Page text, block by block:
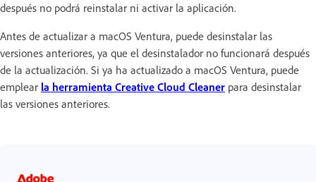
después no podrá reinstalar ni activar la aplicación.
Antes de actualizar a macOS Ventura, puede desinstalar las
versiones anteriores, ya que el desinstalador no funcionará después
de la actualización. Si ya ha actualizado a macOS Ventura, puede
emplear la herramienta Creative Cloud Cleaner para desinstalar
las versiones anteriores.